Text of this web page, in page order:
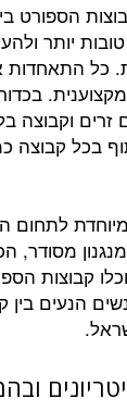
הספורט
יותר
כל
וקבוצה
בכל קבוצה
לתחום
מסודר,
קבוצות
הנעים בין